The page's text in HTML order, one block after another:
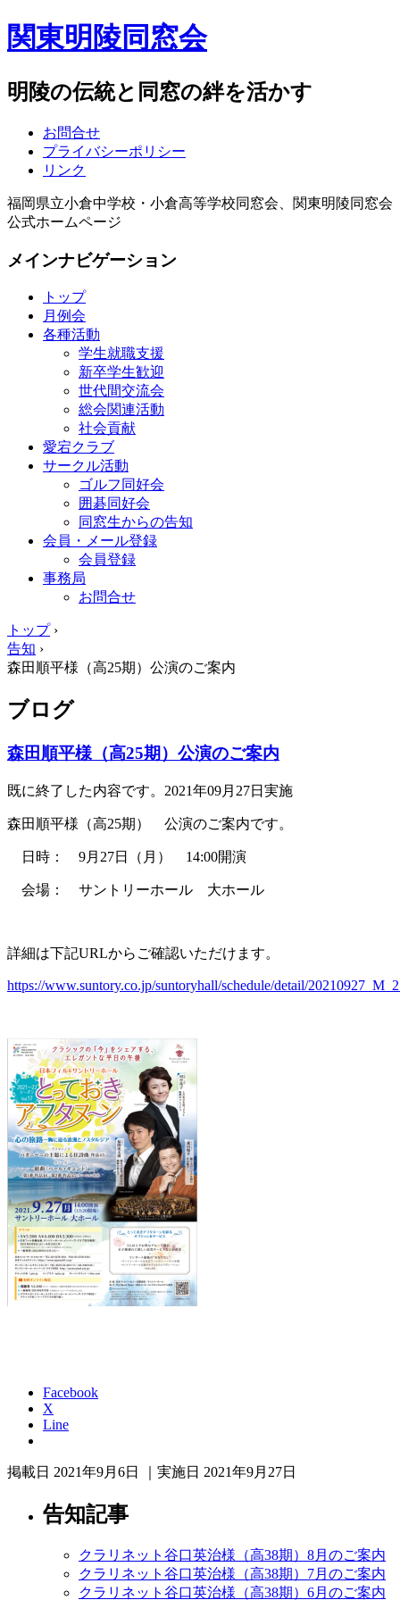
関東明陵同窓会
明陵の伝統と同窓の絆を活かす
お問合せ
プライバシーポリシー
リンク
福岡県立小倉中学校・小倉高等学校同窓会、関東明陵同窓会
公式ホームページ
メインナビゲーション
トップ
月例会
各種活動
学生就職支援
新卒学生歓迎
世代間交流会
総会関連活動
社会貢献
愛宕クラブ
サークル活動
ゴルフ同好会
囲碁同好会
同窓生からの告知
会員・メール登録
会員登録
事務局
お問合せ
トップ›
告知 ›
森田順平様（高25期）公演のご案内
ブログ
森田順平様（高25期）公演のご案内
既に終了した内容です。2021年09月27日実施
森田順平様（高25期） 公演のご案内です。
日時： 9月27日（月） 14:00開演
会場： サントリーホール 大ホール
詳細は下記URLからご確認いただけます。
https://www.suntory.co.jp/suntoryhall/schedule/detail/
Facebook
X
Line
掲載日 2021年9月6日 ｜実施日 2021年9月27日
告知記事
クラリネット谷口英治様（高38期）8月のご案内
クラリネット谷口英治様（高38期）7月のご案内
クラリネット谷口英治様（高38期）6月のご案内